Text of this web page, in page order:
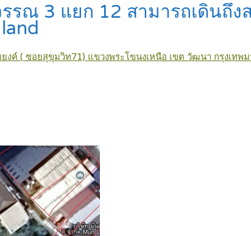
รณ 3 แยก 12 สามารถเดินถึ
land
( ซอยสุขุมวิท71) แขวงพระโขนงเหนือ เขต วัฒนา กรุงเทพ